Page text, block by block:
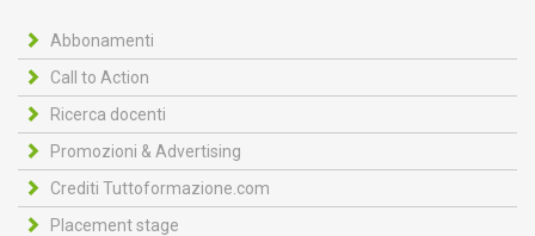
Abbonamenti
Call to Action
Ricerca docenti
Promozioni & Advertising
Crediti Tuttoformazione.com
Placement stage